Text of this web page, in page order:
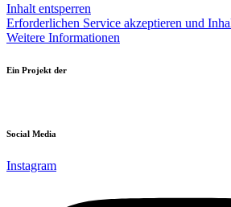
Inhalt entsperren
Erforderlichen Service akzeptieren und
Weitere Informationen
Ein Projekt der
Social Media
Instagram